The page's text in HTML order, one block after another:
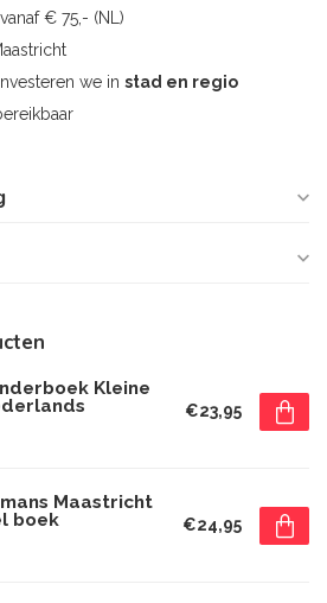
vanaf € 75,- (NL)
we in stad en regio
Kleine
€23,95
Maastricht
boek
€24,95